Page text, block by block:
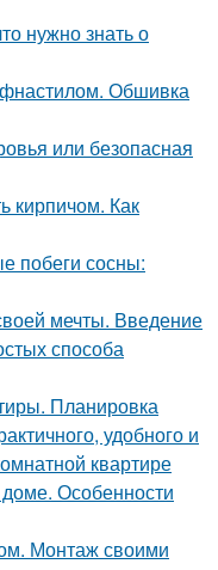
нужно знать о
Обшивка
или безопасная
кирпичом. Как
побеги сосны:
мечты. Введение
способа
Планировка
удобного и
квартире
Особенности
Монтаж своими